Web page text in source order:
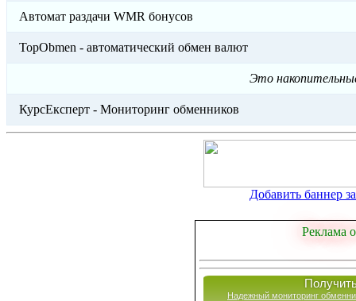
Автомат раздачи WMR бонусов
TopObmen - автоматический обмен валют
Это
КурсЕксперт - Мониторинг обменников
Добавить баннер
Реклама
Надежный мониторинг